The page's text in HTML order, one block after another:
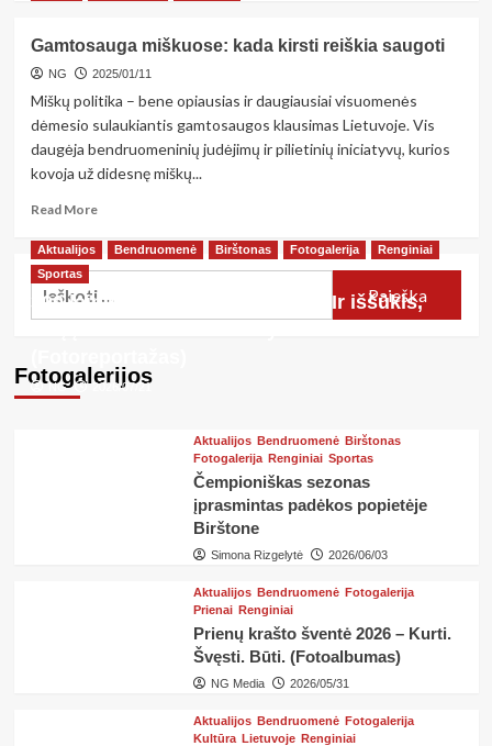
profesorė
apie
prisitaikymą
prie
pokyčių:
„Geltona
dega
ryškiai“</strong>
Gamtosauga miškuose: kada kirsti reiškia saugoti
NG 2025/01/11
Miškų politika – bene opiausias ir daugiausiai visuomenės
dėmesio sulaukiantis gamtosaugos klausimas Lietuvoje. Vis
daugėja bendruomeninių judėjimų ir pilietinių iniciatyvų, kurios
kovoja už didesnę miškų...
Read MoreRead
about
<strong>Gamtosauga
miškuose:
saugoti</strong>
Ieškoti:
Fotogalerijos
Aktualijos Bendruomenė Birštonas Fotogalerija
Renginiai
Sportas
300 laiptelių. 55 metrai aukščio. Ir iššūkis,
NG 2026/07/21
Aktualijos Bendruomenė Birštonas
Fotogalerija Renginiai Sportas
Čempioniškas sezonas
įprasmintas padėkos popietėje
Birštone
Simona Rizgelytė 2026/06/03
Aktualijos Bendruomenė Fotogalerija
Prienai Renginiai
Prienų krašto šventė 2026 – Kurti.
Švęsti. Būti. (Fotoalbumas)
NG Media 2026/05/31
Aktualijos Bendruomenė Fotogalerija
Kultūra Lietuvoje Renginiai